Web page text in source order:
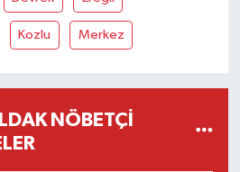
Kozlu Merkez
NÖBETÇI